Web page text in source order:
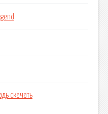
скачать